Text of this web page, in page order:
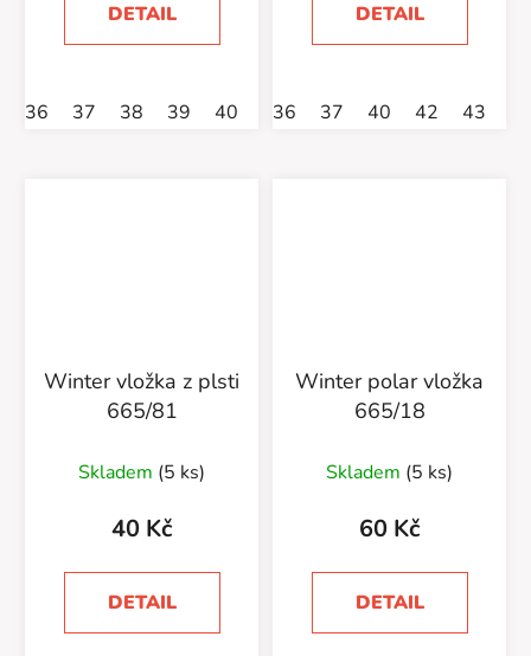
DETAIL
36 37 38 39 40 42 43 44 45 46
DETAIL
36 37 40 42 43
Winter vložka z plsti
665/81
Skladem (5 ks)
40 Kč
DETAIL
Winter polar vložka
665/18
Skladem (5 ks)
60 Kč
DETAIL